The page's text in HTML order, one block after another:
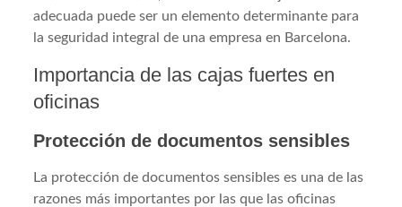
adecuada puede ser un elemento determinante para
la seguridad integral de una empresa en Barcelona.
Importancia de las cajas fuertes en
oficinas
Protección de documentos sensibles
La protección de documentos sensibles es una de las
razones más importantes por las que las oficinas